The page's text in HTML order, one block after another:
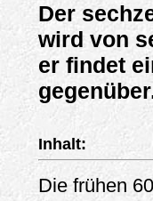
Der
wird von
er findet
Inhalt:
Die frühen